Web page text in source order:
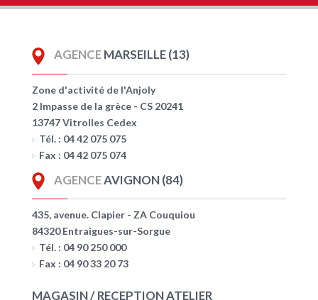
AGENCEMARSEILLE (13)
Zone d'activité de l'Anjoly
2 Impasse de la grèce - CS 20241
13747 Vitrolles Cedex
Tél. : 04 42 075 075
Fax : 04 42 075 074
AGENCEAVIGNON (84)
435, avenue. Clapier - ZA Couquiou
84320 Entraigues-sur-Sorgue
Tél. : 04 90 250 000
Fax : 04 90 33 20 73
MAGASIN / RECEPTION ATELIER